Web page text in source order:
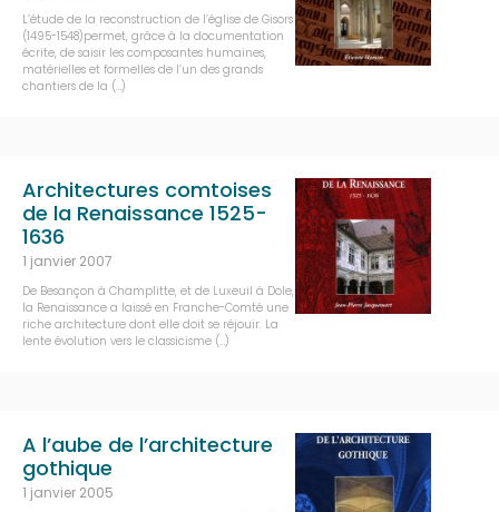
L’étude de la reconstruction de l’église de Gisors
(1495-1548)permet, grâce à la documentation
écrite, de saisir les composantes humaines,
matérielles et formelles de l’un des grands
chantiers de la (…)
Architectures comtoises
de la Renaissance 1525-
1636
1 janvier 2007
De Besançon à Champlitte, et de Luxeuil à Dole,
la Renaissance a laissé en Franche-Comté une
riche architecture dont elle doit se réjouir. La
lente évolution vers le classicisme (…)
A l’aube de l’architecture
gothique
1 janvier 2005